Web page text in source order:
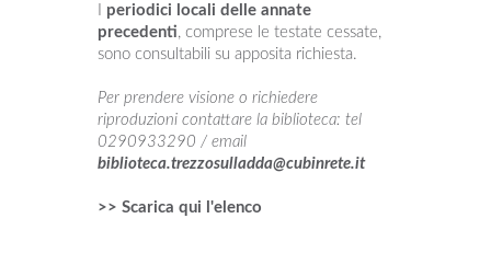
periodici locali delle annate
precedenti, comprese le testate cessate,
sono consultabili su apposita richiesta.
Per prendere visione o richiedere
riproduzioni contattare la biblioteca: tel
0290933290 / email
biblioteca.trezzosulladda@cubinrete.it
>> Scarica qui l'elenco